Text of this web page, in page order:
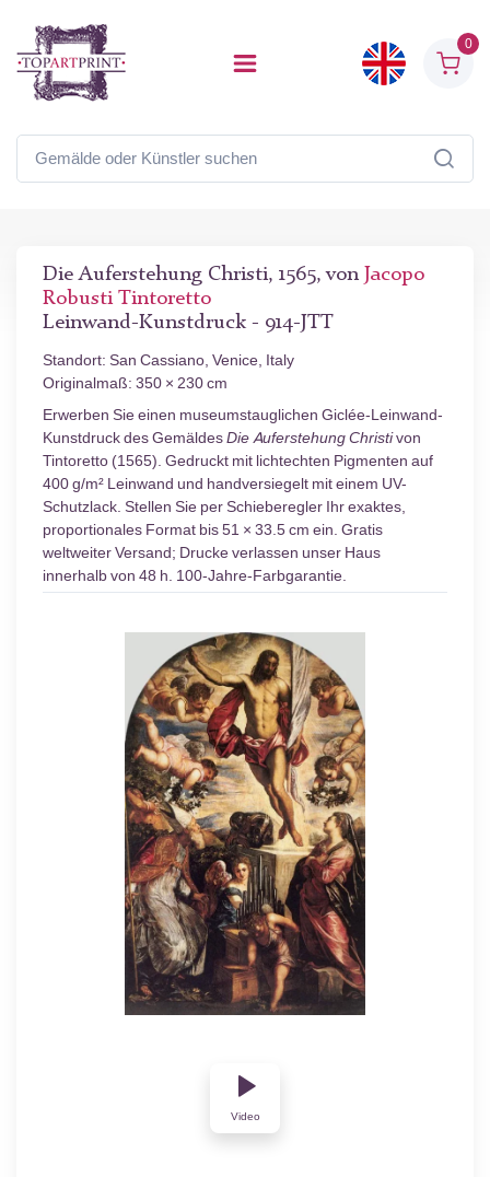
0
Die Auferstehung Christi, 1565, von Jacopo
Robusti Tintoretto
Leinwand-Kunstdruck - 914-JTT
Standort: San Cassiano, Venice, Italy
Originalmaß: 350 × 230 cm
Erwerben Sie einen museumstauglichen Giclée-Leinwand-
Kunstdruck des GemäldesDie Auferstehung Christivon
Tintoretto (1565). Gedruckt mit lichtechten Pigmenten auf
400 g/m² Leinwand und handversiegelt mit einem UV-
Schutzlack. Stellen Sie per Schieberegler Ihr exaktes,
proportionales Format bis 51 × 33.5 cm ein. Gratis
weltweiter Versand; Drucke verlassen unser Haus
innerhalb von 48 h. 100-Jahre-Farbgarantie.
Video